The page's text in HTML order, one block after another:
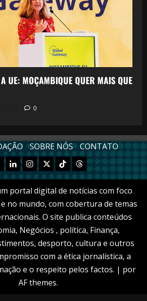
UE: MOÇAMBIQUE QUER MAIS QUE
0
SOBRE NÓS CONTATO
LinkednInstagram
X TikTokThreads
portal digital de notícias com foco
no mundo, com cobertura de temas
O site publica conteúdos
Negócios , política, Finança,
desporto, cultura e outros
com a ética jornalística, a
e o respeito pelos factos. | por
AF themes.